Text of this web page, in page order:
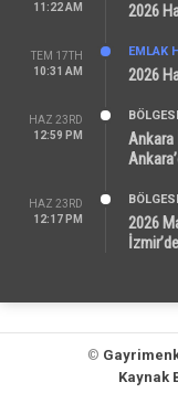
11:22 AM
2026
TEM 17TH
10:31 AM
EMLAK
2026
HAZ 23RD
12:59 PM
Ankara
HAZ 23RD
12:17 PM
2026
©
Kaynak